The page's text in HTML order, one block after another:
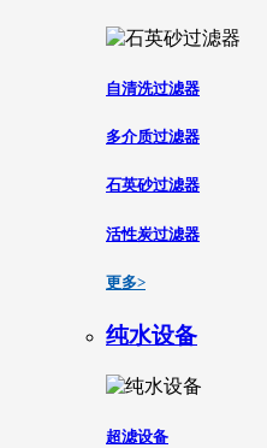
自清洗过滤器
多介质过滤器
石英砂过滤器
活性炭过滤器
更多>
纯水设备
超滤设备